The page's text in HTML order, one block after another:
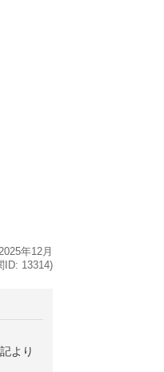
年12月
ID: 13314)
より